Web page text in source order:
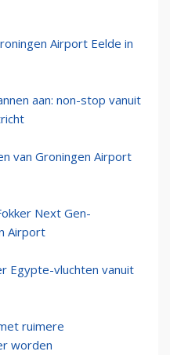
Airport Eelde in
aan: non-stop vanuit
van Groningen Airport
Next Gen-
Airport
Egypte-vluchten vanuit
ruimere
worden